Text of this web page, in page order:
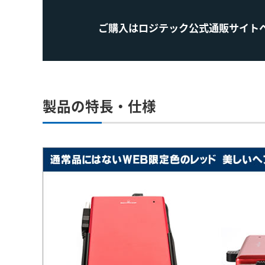
ご購入はロジテック公式通販サイト
製品の特長・仕様